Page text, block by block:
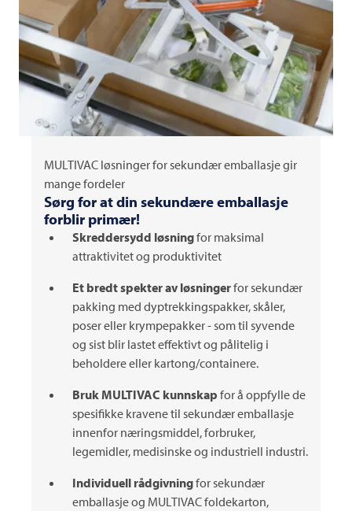
MULTIVAC løsninger for sekundær emballasje gir
mange fordeler
Sørg for at din sekundære emballasje
forblir primær!
Skreddersydd løsningfor maksimal
attraktivitet og produktivitet
Et bredt spekter av løsningerfor sekundær
pakking med dyptrekkingspakker, skåler,
poser eller krympepakker - som til syvende
og sist blir lastet effektivt og pålitelig i
beholdere eller kartong/containere.
BrukMULTIVAC kunnskap for å oppfylle de
spesifikke kravene til sekundær emballasje
innenfor næringsmiddel, forbruker,
legemidler, medisinske og industriell industri.
Individuell rådgivningfor sekundær
emballasje og MULTIVACfoldekarton,